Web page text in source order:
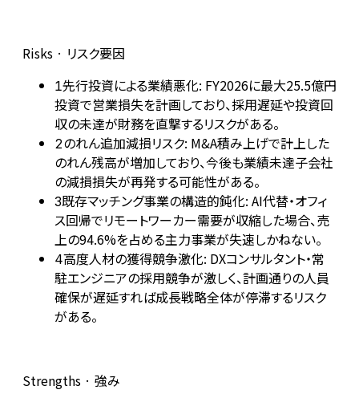
Risks · リスク要因
1先行投資による業績悪化: FY2026に最大25.5億円
投資で営業損失を計画しており、採用遅延や投資回
収の未達が財務を直撃するリスクがある。
2のれん追加減損リスク: M&A積み上げで計上した
のれん残高が増加しており、今後も業績未達子会社
の減損損失が再発する可能性がある。
3既存マッチング事業の構造的鈍化: AI代替・オフィ
ス回帰でリモートワーカー需要が収縮した場合、売
上の94.6%を占める主力事業が失速しかねない。
4高度人材の獲得競争激化: DXコンサルタント・常
駐エンジニアの採用競争が激しく、計画通りの人員
確保が遅延すれば成長戦略全体が停滞するリスク
がある。
Strengths · 強み